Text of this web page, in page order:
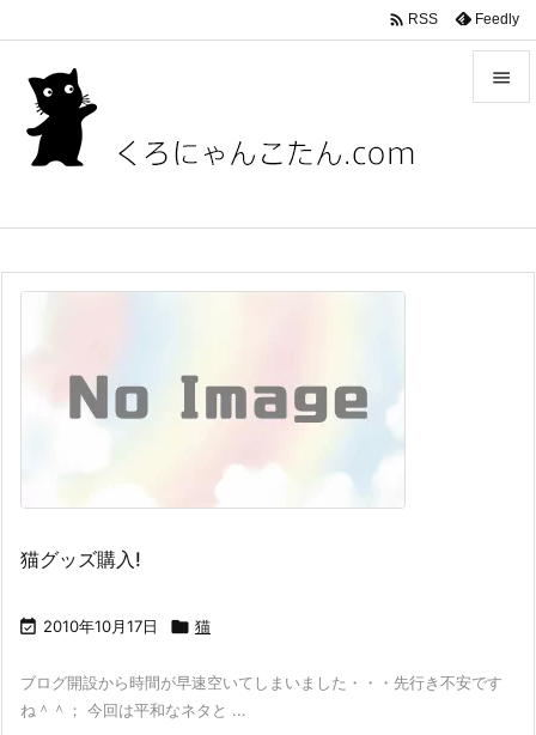

前へ
 RSS Feedly
猫グッズ購入!
 2010年10月17日  猫
ブログ開設から時間が早速空いてしまいました・・・先行き不安です
ね＾＾； 今回は平和なネタと ...